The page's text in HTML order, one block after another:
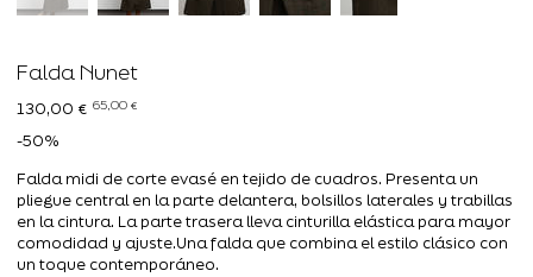
Falda Nunet
Precio
original
130,00 € Precio
65,00 €
-50%
Falda midi de corte evasé en tejido de cuadros. Presenta un
pliegue central en la parte delantera, bolsillos laterales y trabillas
en la cintura. La parte trasera lleva cinturilla elástica para mayor
comodidad y ajuste.Una falda que combina el estilo clásico con
un toque contemporáneo.